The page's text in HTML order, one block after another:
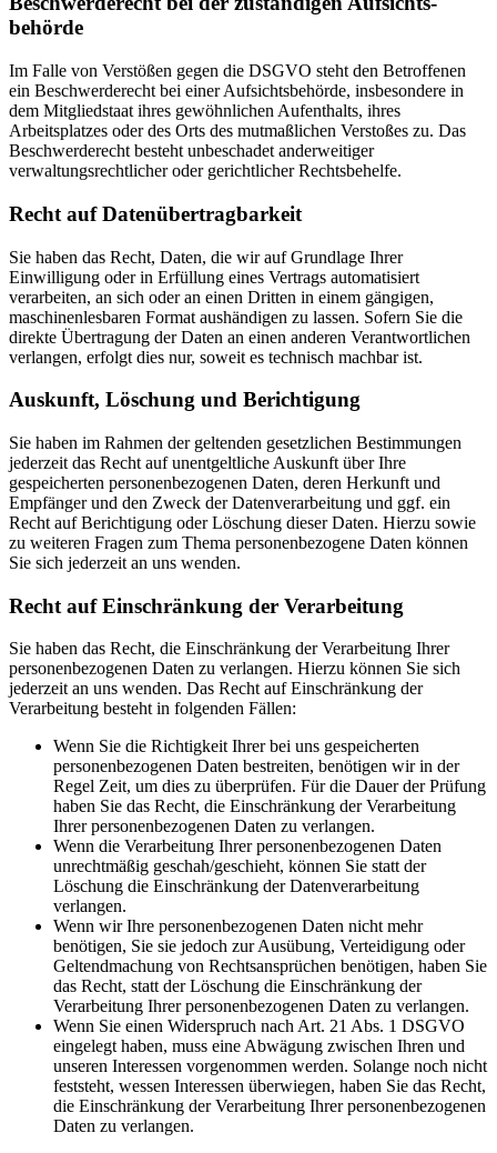
behörde
Im Falle von Verstößen gegen die DSGVO steht den Betroffenen
ein Beschwerderecht bei einer Aufsichtsbehörde, insbesondere in
dem Mitgliedstaat ihres gewöhnlichen Aufenthalts, ihres
Arbeitsplatzes oder des Orts des mutmaßlichen Verstoßes zu. Das
Beschwerderecht besteht unbeschadet anderweitiger
verwaltungsrechtlicher oder gerichtlicher Rechtsbehelfe.
Recht auf Daten­übertrag­barkeit
Sie haben das Recht, Daten, die wir auf Grundlage Ihrer
Einwilligung oder in Erfüllung eines Vertrags automatisiert
verarbeiten, an sich oder an einen Dritten in einem gängigen,
maschinenlesbaren Format aushändigen zu lassen. Sofern Sie die
direkte Übertragung der Daten an einen anderen Verantwortlichen
verlangen, erfolgt dies nur, soweit es technisch machbar ist.
Auskunft, Löschung und Berichtigung
Sie haben im Rahmen der geltenden gesetzlichen Bestimmungen
jederzeit das Recht auf unentgeltliche Auskunft über Ihre
gespeicherten personenbezogenen Daten, deren Herkunft und
Empfänger und den Zweck der Datenverarbeitung und ggf. ein
Recht auf Berichtigung oder Löschung dieser Daten. Hierzu sowie
zu weiteren Fragen zum Thema personenbezogene Daten können
Sie sich jederzeit an uns wenden.
Recht auf Einschränkung der Verarbeitung
Sie haben das Recht, die Einschränkung der Verarbeitung Ihrer
personenbezogenen Daten zu verlangen. Hierzu können Sie sich
jederzeit an uns wenden. Das Recht auf Einschränkung der
Verarbeitung besteht in folgenden Fällen:
Wenn Sie die Richtigkeit Ihrer bei uns gespeicherten
personenbezogenen Daten bestreiten, benötigen wir in der
Regel Zeit, um dies zu überprüfen. Für die Dauer der Prüfung
haben Sie das Recht, die Einschränkung der Verarbeitung
Ihrer personenbezogenen Daten zu verlangen.
Wenn die Verarbeitung Ihrer personenbezogenen Daten
unrechtmäßig geschah/geschieht, können Sie statt der
Löschung die Einschränkung der Datenverarbeitung
verlangen.
Wenn wir Ihre personenbezogenen Daten nicht mehr
benötigen, Sie sie jedoch zur Ausübung, Verteidigung oder
Geltendmachung von Rechtsansprüchen benötigen, haben Sie
das Recht, statt der Löschung die Einschränkung der
Verarbeitung Ihrer personenbezogenen Daten zu verlangen.
Wenn Sie einen Widerspruch nach Art. 21 Abs. 1 DSGVO
eingelegt haben, muss eine Abwägung zwischen Ihren und
unseren Interessen vorgenommen werden. Solange noch nicht
feststeht, wessen Interessen überwiegen, haben Sie das Recht,
die Einschränkung der Verarbeitung Ihrer personenbezogenen
Daten zu verlangen.